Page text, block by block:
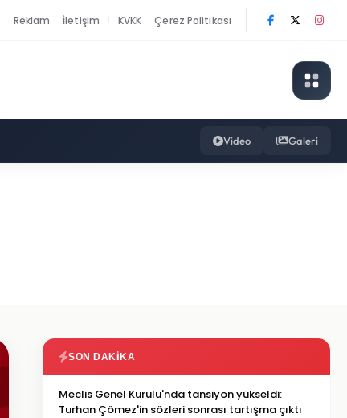
Reklam İletişim KVKK Çerez Politikası
Video Galeri
SON DAKIKA
Meclis Genel Kurulu'nda tansiyon yükseldi:
Turhan Çömez'in sözleri sonrası tartışma çıktı